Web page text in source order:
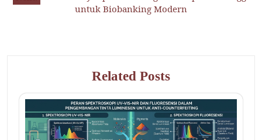
untuk Biobanking Modern
Related Posts